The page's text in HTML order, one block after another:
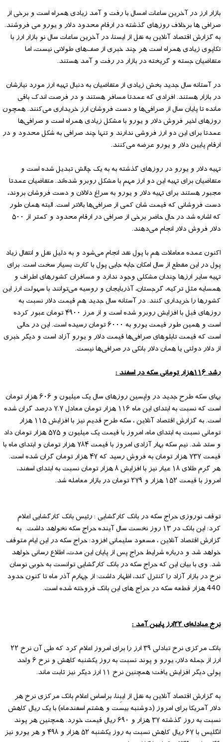
بازار ارز در آخرین ساعات امسال با رفت و آمد زیادی همراه است و برخی از
صرافی ها برخلاف روزهای گذشته در ارقام محدود دلار و یورو می فروشند.
به گزارش اقتصاد آنلاین به نقل از ایسنا، در آخرین ساعات سال نو بازار ارز با
تکاپوی زیادی همراه است هر چند خبری از صف‌های طولانی نیست، اما
متقاضیان جسته و گریخته در بازار در رفت و آمد هستند.
در آستانه سال جدید بخش زیادی از متقاضیان به دنبال تهیه ارز مورد نیازشان
در بازار هستند. افرادی که عمدتا مسافر هستند و در فرصت اندک باقی
مانده تا پایان سال از صرافی‌ها و دست فروشان ارز خریداری می‌کنند. همچون
روزهای اخیر فروش دلار و یورو با مشکل زیادی همراه است و صرافی‌ها
عمدتا برای این دو ارز فروشی ندارند و تنها چند صرافی به شکل محدود و در
ارقام پایین دلار و یورو عرضه می‌کنند.
تهیه دلار و یورو در روزهای گذشته به به یک چالش تبدیل شده است و
متقاضیان برای تهیه این دو ارز مهم با مشکل روبرو شده‌اند. متقاضیان عمدتا
مجبور هستند برای تهیه دلار و یورو به سراغ دلالان و دست فروشان بروند،
دست فروشانی که قیمت شان کمی از صرافی‌ها بالاتر است. البته همان طور
که اشاره شد در حال حاضر برخی از صرافی در ارقام محدود و کمتر از ۵۰۰
دلار فروش دلار انجام می‌دهند.
اکنون عمده معاملات هم با پول نقد انجام می‌شود و به دلیل نقل و انتقال زیاد
پول در این مقطع از سال امکان جابه جایی پول با کارت بسیار سخت است. برای
تهیه سایر ارزها چندان مشکلی وجود ندارد و مسافران کشورهای اطراف و
همسایه مثل ترکیه، گرجستان، آذربایجان و روسیه می‌توانند با سهولت ارز این
کشورها را خریداری کنند. در آستانه سال جدید هم قیمت دلار نسبت به
روزهای قبل با افزایش روبرو شده است و از مرز ۴۹۰۰ تومان عبور کرده
است و همین طور قیمت یورو به ۶۰۰۰ تومان رسیده است. این در حالی
است که قیمت تابلوهای صرافی‌ها قیمت دلار و یورو آزاد است و دیگر خبری
از دلار دولتی یا همان دلار بانکی در صرافی‌ها نیست.
رشد ۱۱۶هزار تومانی سکه در اسفند :
بهای سکه طرح جدید در واپسین روزهای سال یک میلیون و ۶۰۶ هزار تومان
است که نسبت به ابتدای این ماه ۱۱۶ هزار تومان معادل ۷.۷ درصد گران شده
است. به گزارش اقتصاد آنلاین ، سکه طرح قدیم نیز با افزایش ۱۱۵ هزار
تومانی نسبت به ابتدای ماه، امروز با قیمت یک میلیون و ۵۷۵ هزار تومان داد
و ستد شد. نیم سکه بهار آزادی امروز با قیمت ۷۸۴ هزار تومان و ابتدای ماه با
قیمت ۷۳۷ هزار تومان به فروش رسید که ۴۷ هزار تومان گران شده است.
هر گرم طلای ۱۸ عیار نیز با افزایش ۸ هزار تومان نسبت به ابتدای اسفند،
امروز با قیمت ۱۵۲ هزار و ۲۷۹ تومان در بازار معامله شد.
توقف نوروزی حراج سکه در بانک کارگشایی : رئیس بانک کارگشایی اعلام
کرد: این بانک در ۱۳ روز نخست سال آینده حراج سکه نخواهد داشت. به
گزارش اقتصاد آنلاین ، مسعود سلیمانی افزود: حراج سکه در این ایام متوقف
خواهد شد و درباره شرایط حراج پس از پایان این مدت، اطلاع رسانی خواهد
شد. وی با بیان این که حراج سکه در بانک کارگشایی توانست به خوبی نوسان
نرخ در بازار آزاد را کنترل کند، اظهار داشت: از چهارم آذر ماه تا کنون حدود
440 هزار قطعه سکه در حراج های این بانک فروخته شده است.
نرخ مبادله‌ای ۲۲ارز پایین آمد :
بانک مرکزی نرخ تبادلی ۳۹ ارز را برای امروز اعلام کرد که طی آن نرخ ۲۲
ارز از جمله دلار، یورو و پوند نسبت به روز یکشنبه کاهش و نرخ ۶ واحد
پولی دیگر افزایش یافت؛ همچنین نرخ ۱۱ ارز دیگر نیز ثابت ماند.
به گزارش اقتصاد آنلاین به نقل از ایبِنا، براساس اعلام بانک مرکزی نرخ هر
دلار آمریکا برای امروز (دوشنبه بیست و هشتم اسفندماه) با یک ریال کاهش
نسبت به روز گذشته ۳۷ هزار و ۶۹۰ ریال قیمت خورد. همچنین هر پوند
انگلیس با ۶۷ ریال کاهش نسبت به روز یکشنبه ۵۲ هزار و ۴۹۸ و هر یورو نیز